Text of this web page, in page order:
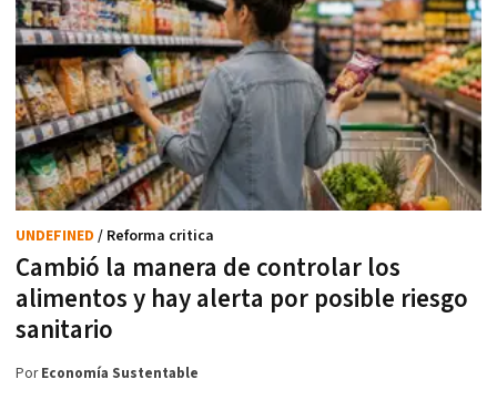
Cambió la manera de controlar los
alimentos y hay alerta por posible riesgo
sanitario
UNDEFINED / Reforma critica
PorEconomía Sustentable